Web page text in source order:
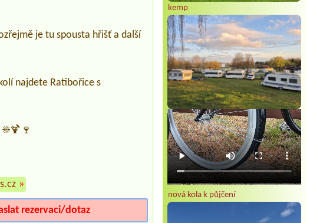
kemp
nová kola k půjčení
je tu spousta hřišť a další
najdete Ratibořice s
☀️🍹🍷
»
rezervaci/dotaz